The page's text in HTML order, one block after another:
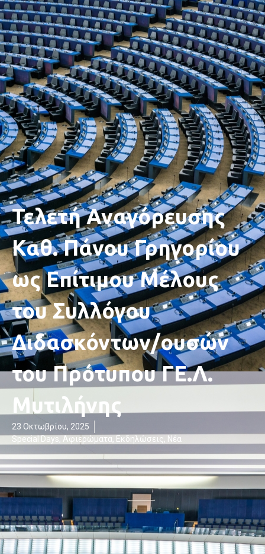
Τελετή Αναγόρευσης
Καθ. Πάνου Γρηγορίου
ως Επίτιμου Μέλους
του Συλλόγου
Διδασκόντων/ουσών
του Πρότυπου ΓΕ.Λ.
Μυτιλήνης
23 Οκτωβρίου, 2025
Special Days, Αφιερώματα, Εκδηλώσεις, Νέα